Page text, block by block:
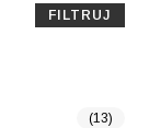
FILTRUJ
(13)